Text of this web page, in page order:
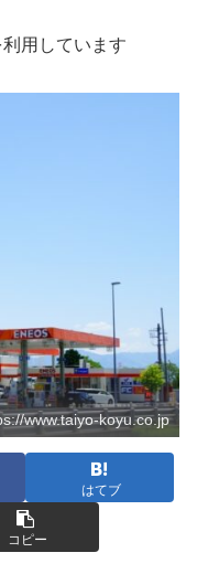
用しています
www.taiyo-koyu.co.jp
はてブ
コピー